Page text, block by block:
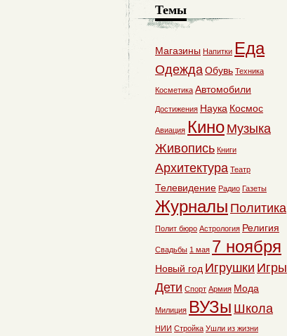
Темы
Магазины Напитки Еда
ОдеждаОбувь Техника
Косметика Автомобили
Достижения Наука Космос
Авиация Кино Музыка
Живопись Книги
Архитектура Театр
Телевидение Радио Газеты
Журналы Политика
Полит бюро Астрология Религия
Свадьбы 1 мая 7 ноября
Новый год Игрушки Игры
Дети Спорт Армия Мода
Милиция ВУЗы Школа
НИИ Стройка Ушли из жизни